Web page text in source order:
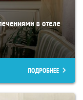
в отеле
ПОДРОБНЕЕ